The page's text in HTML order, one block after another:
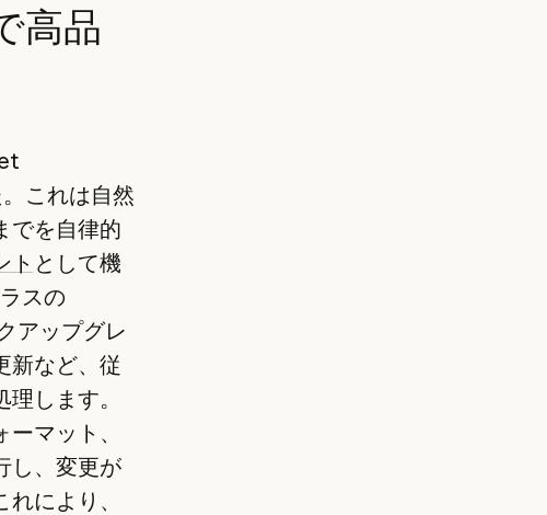
高品
これは自然
でを自律的
ト として機
スの
アップグレ
新など、従
します。
マット、
し、変更が
により、